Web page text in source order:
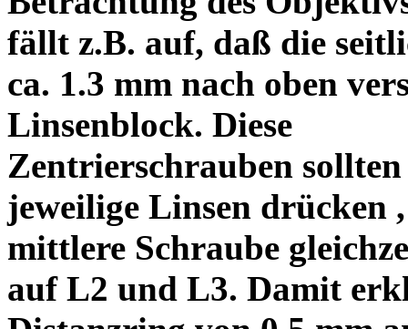
fällt z.B. auf, daß die
ca. 1.3 mm nach oben
Linsenblock. Diese
Zentrierschrauben
jeweilige Linsen drücken
mittlere Schraube
auf L2 und L3. Damit